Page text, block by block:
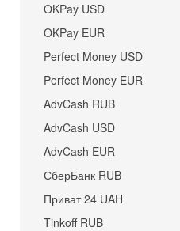
OKPay USD
OKPay EUR
Perfect Money USD
Perfect Money EUR
AdvCash RUB
AdvCash USD
AdvCash EUR
СберБанк RUB
Приват 24 UAH
Tinkoff RUB